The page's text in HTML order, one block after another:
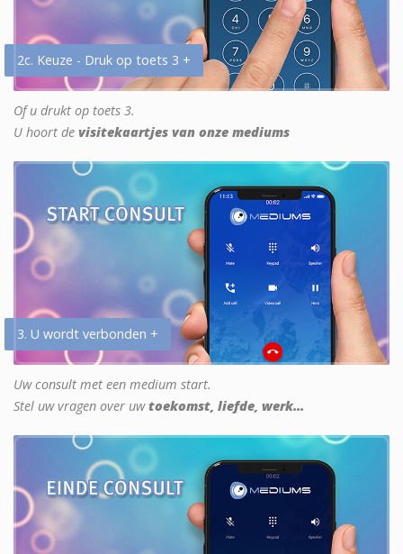
2c. Keuze - Druk op toets 3 +
Of u drukt op toets 3.
U hoort de visitekaartjes van onze mediums
3. U wordt verbonden +
Uw consult met een medium start.
Stel uw vragen over uwtoekomst, liefde, werk...